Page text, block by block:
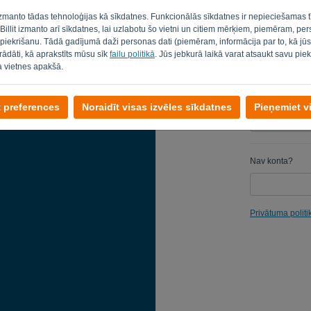
tādas tehnoloģijas kā sīkdatnes. Funkcionālās sīkdatnes ir nepieciešamas
izmanto arī sīkdatnes, lai uzlabotu šo vietni un citiem mērķiem, piemēram,
Tādā gadījumā daži personas dati (piemēram, informācija par to, kā
kā aprakstīts mūsu sīk failu politikā . Jūs jebkurā laikā varat atsaukt savu
apakšā.
preferences Noraidīt visas izvēles sīkdatnes Pieņemiet
Atgādināt
Nav konta?
Privātuma